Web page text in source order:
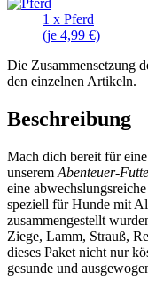
1 x Pferd
(je 4,99 €)
Die Zusammensetzung
den einzelnen Artikeln.
Beschreibung
Mach dich bereit für
unserem Abenteuer-
eine
speziell für Hunde mit
zusammengestellt
Ziege, Lamm, Strauß,
dieses Paket nicht nur
gesunde und